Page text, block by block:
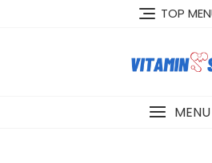
TOP
MENU